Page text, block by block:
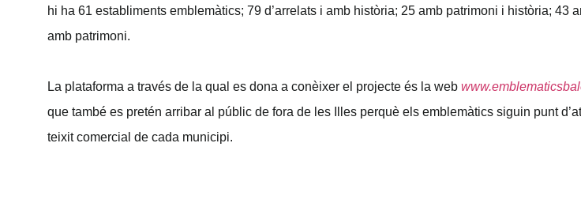
hi ha 61 establiments emblemàtics; 79 d’arrelats i amb història; 25 amb patrimoni i història; 43
amb patrimoni.
La plataforma a través de la qual es dona a conèixer el projecte és la web
que també es pretén arribar al públic de fora de les Illes perquè els emblemàtics siguin punt
teixit comercial de cada municipi.